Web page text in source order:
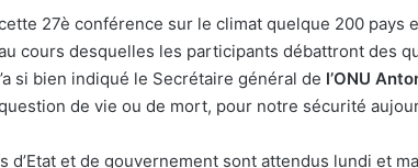
27è conférence sur le climat quelque 200 pays
cours desquelles les participants débattront des
si bien indiqué le Secrétaire général de l’ONU
de vie ou de mort, pour notre sécurité
d’Etat et de gouvernement sont attendus lundi et